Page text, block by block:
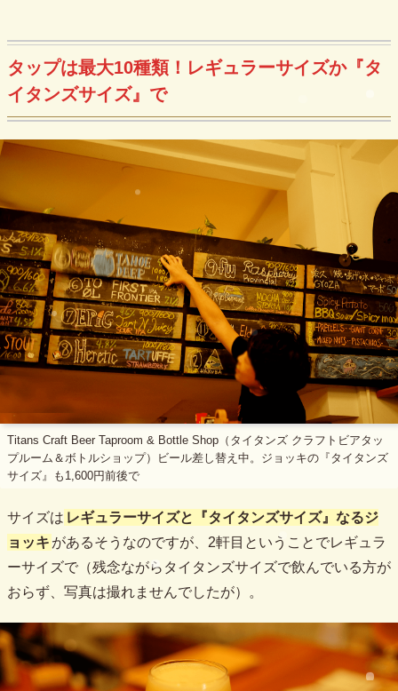
タップは最大10種類！レギュラーサイズか『タ
イタンズサイズ』で
Titans Craft Beer Taproom & Bottle Shop（タイタンズ クラフトビアタッ
プルーム＆ボトルショップ）ビール差し替え中。ジョッキの『タイタンズ
サイズ』も1,600円前後で
サイズは レギュラーサイズと『タイタンズサイズ』なるジ
ョッキ があるそうなのですが、2軒目ということでレギュラ
ーサイズで（残念ながらタイタンズサイズで飲んでいる方が
おらず、写真は撮れませんでしたが）。